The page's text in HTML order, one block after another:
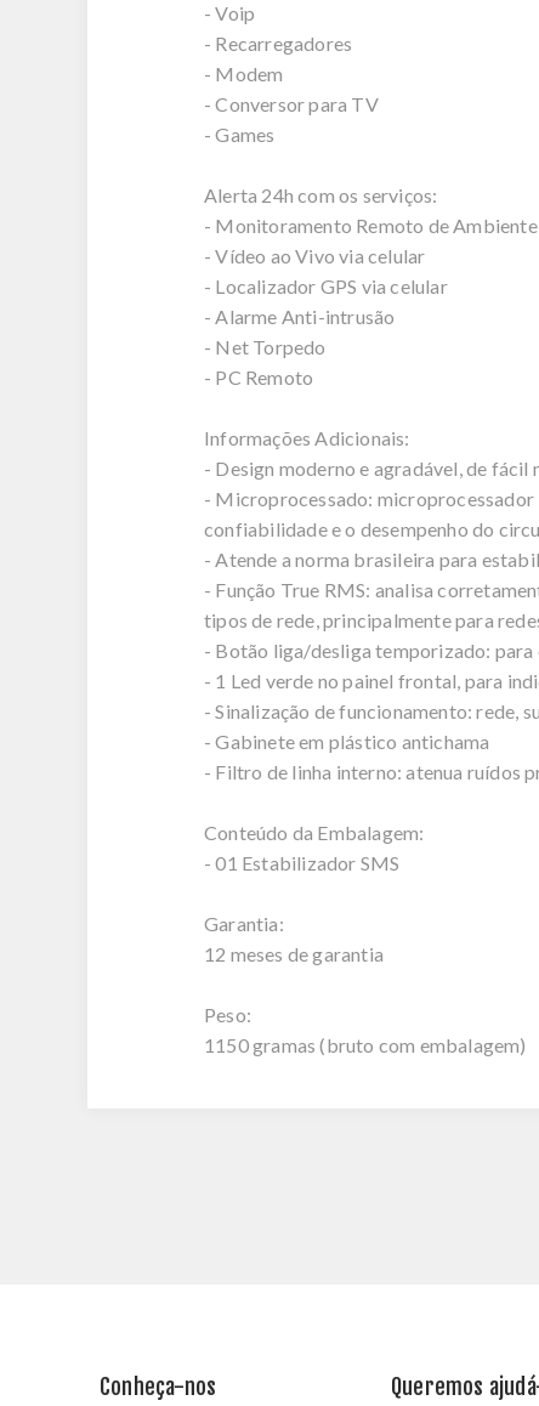
- Voip
- Recarregadores
- Modem
- Conversor para TV
- Games
Alerta 24h com os serviços:
- Monitoramento Remoto de Ambiente
- Vídeo ao Vivo via celular
- Localizador GPS via celular
- Alarme Anti-intrusão
- Net Torpedo
- PC Remoto
Informações Adicionais:
- Design moderno e agradável, de fácil
- Microprocessado: microprocessador
confiabilidade e o desempenho do
- Atende a norma brasileira para
- Função True RMS: analisa
tipos de rede, principalmente para
- Botão liga/desliga temporizado:
- 1 Led verde no painel frontal, para
- Sinalização de funcionamento: rede,
- Gabinete em plástico antichama
- Filtro de linha interno: atenua ruídos
Conteúdo da Embalagem:
- 01 Estabilizador SMS
Garantia:
12 meses de garantia
Peso:
1150 gramas (bruto com embalagem)
Conheça-nos Queremos